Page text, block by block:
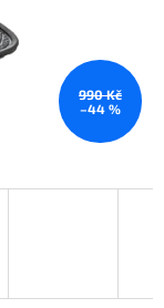
990 Kč
–44 %